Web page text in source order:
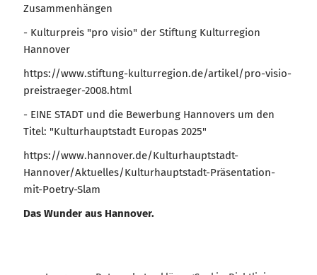
Zusammenhängen
- Kulturpreis "pro visio" der Stiftung Kulturregion
Hannover
https://www.stiftung-kulturregion.de/artikel/pro-visio-
preistraeger-2008.html
- EINE STADT und die Bewerbung Hannovers um den
Titel: "Kulturhauptstadt Europas 2025"
https://www.hannover.de/Kulturhauptstadt-
Hannover/Aktuelles/Kulturhauptstadt-Präsentation-
mit-Poetry-Slam
Das Wunder aus Hannover.